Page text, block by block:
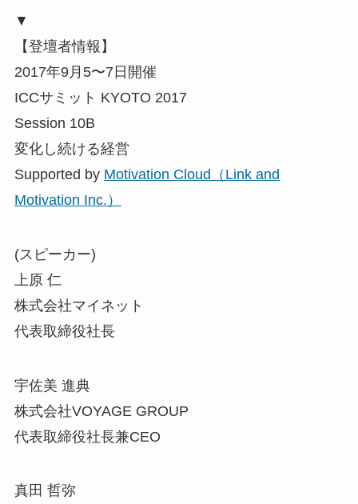
▼
【登壇者情報】
2017年9月5〜7日開催
ICCサミット KYOTO 2017
Session 10B
変化し続ける経営
Supported by Motivation Cloud（Link and
Motivation Inc.）
(スピーカー)
上原 仁
株式会社マイネット
代表取締役社長
宇佐美 進典
株式会社VOYAGE GROUP
代表取締役社長兼CEO
真田 哲弥